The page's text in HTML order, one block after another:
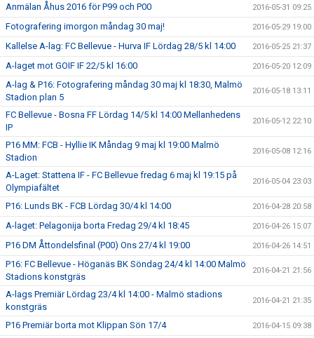
Anmälan Åhus 2016 för P99 och P00 2016-05-31 09:25
Fotografering imorgon måndag 30 maj! 2016-05-29 19:00
Kallelse A-lag: FC Bellevue - Hurva IF Lördag 28/5 kl 14:00 2016-05-25 21:37
A-laget mot GOIF IF 22/5 kl 16:00 2016-05-20 12:09
A-lag & P16: Fotografering måndag 30 maj kl 18:30, Malmö
Stadion plan 5
2016-05-18 13:11
FC Bellevue - Bosna FF Lördag 14/5 kl 14:00 Mellanhedens
IP
2016-05-12 22:10
P16 MM: FCB - Hyllie IK Måndag 9 maj kl 19:00 Malmö
Stadion
2016-05-08 12:16
A-Laget: Stattena IF - FC Bellevue fredag 6 maj kl 19:15 på
Olympiafältet
2016-05-04 23:03
P16: Lunds BK - FCB Lördag 30/4 kl 14:00 2016-04-28 20:58
A-laget: Pelagonija borta Fredag 29/4 kl 18:45 2016-04-26 15:07
P16 DM Åttondelsfinal (P00) Ons 27/4 kl 19:00 2016-04-26 14:51
P16: FC Bellevue - Höganäs BK Söndag 24/4 kl 14:00 Malmö
Stadions konstgräs
2016-04-21 21:56
A-lags Premiär Lördag 23/4 kl 14:00 - Malmö stadions
konstgräs
2016-04-21 21:35
P16 Premiär borta mot Klippan Sön 17/4 2016-04-15 09:38